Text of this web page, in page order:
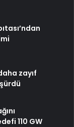
zayıf
110 GW